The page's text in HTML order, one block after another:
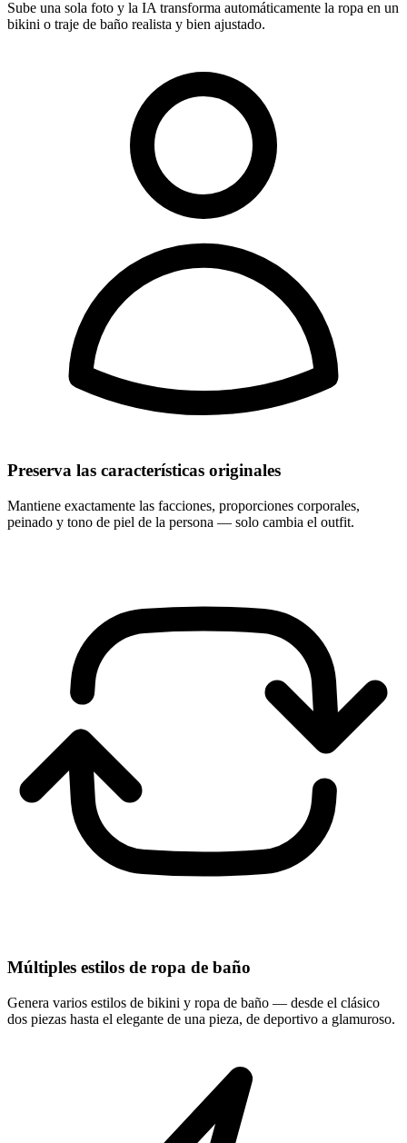
Sube una sola foto y la IA transforma automáticamente la ropa en un
bikini o traje de baño realista y bien ajustado.
Preserva las características originales
Mantiene exactamente las facciones, proporciones corporales,
peinado y tono de piel de la persona — solo cambia el outfit.
Múltiples estilos de ropa de baño
Genera varios estilos de bikini y ropa de baño — desde el clásico
dos piezas hasta el elegante de una pieza, de deportivo a glamuroso.